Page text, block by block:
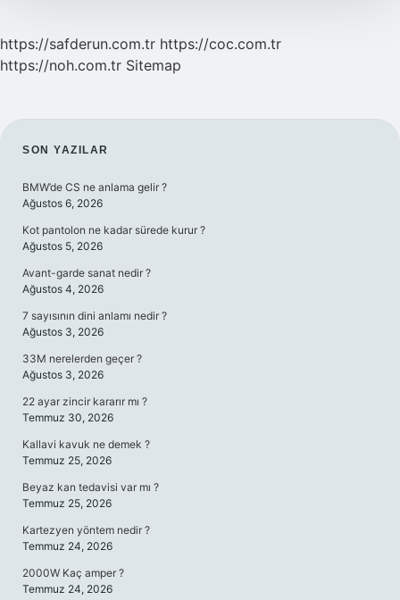
https://safderun.com.tr https://coc.com.tr
https://noh.com.tr Sitemap
SIDEBAR
SON YAZILAR
BMW’de CS ne anlama gelir ?
Ağustos 6, 2026
Kot pantolon ne kadar sürede kurur ?
Ağustos 5, 2026
Avant-garde sanat nedir ?
Ağustos 4, 2026
7 sayısının dini anlamı nedir ?
Ağustos 3, 2026
33M nerelerden geçer ?
Ağustos 3, 2026
22 ayar zincir kararır mı ?
Temmuz 30, 2026
Kallavi kavuk ne demek ?
Temmuz 25, 2026
Beyaz kan tedavisi var mı ?
Temmuz 25, 2026
Kartezyen yöntem nedir ?
Temmuz 24, 2026
2000W Kaç amper ?
Temmuz 24, 2026